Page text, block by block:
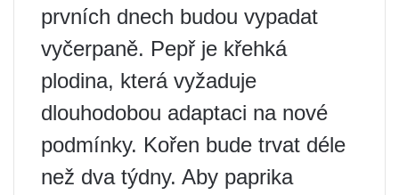
prvních dnech budou vypadat
vyčerpaně. Pepř je křehká
plodina, která vyžaduje
dlouhodobou adaptaci na nové
podmínky. Kořen bude trvat déle
než dva týdny. Aby paprika